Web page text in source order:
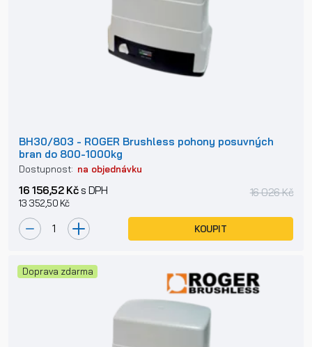
BH30/803 - ROGER Brushless pohony posuvných
bran do 800-1000kg
Dostupnost: na objednávku
16 156,52 Kčs DPH
13 352,50 Kč
16 026 Kč
KOUPIT
Doprava zdarma